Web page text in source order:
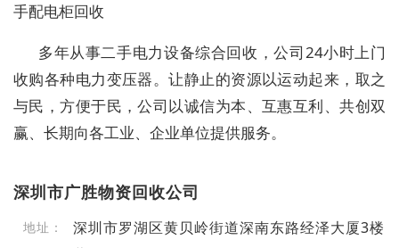
手配电柜回收
多年从事二手电力设备综合回收，公司24小时上门
收购各种电力变压器。让静止的资源以运动起来，取之
与民，方便于民，公司以诚信为本、互惠互利、共创双
赢、长期向各工业、企业单位提供服务。
深圳市广胜物资回收公司
地址： 深圳市罗湖区黄贝岭街道深南东路经泽大厦3楼